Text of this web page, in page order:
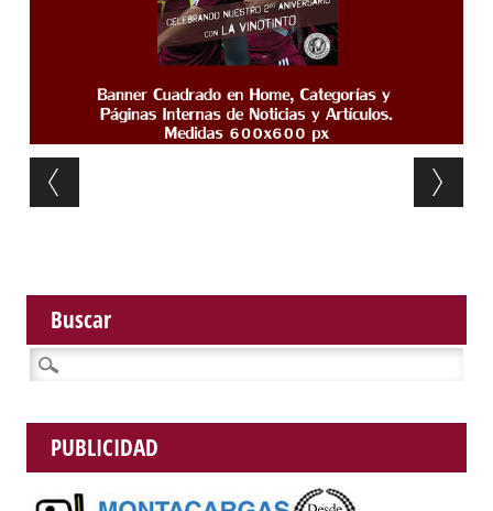
Post navigation
Buscar
Buscar:
PUBLICIDAD